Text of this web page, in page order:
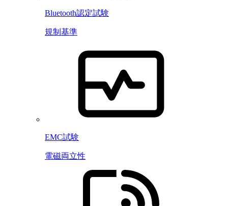
Bluetooth認定試験
規制基準
EMC試験
電磁両立性